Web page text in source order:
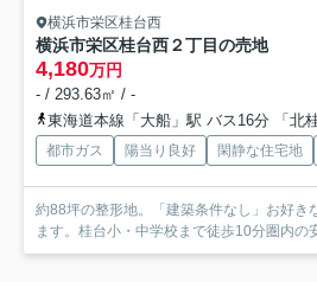
横浜市栄区桂台西
横浜市栄区桂台西２丁目の売地
4,180万円
- / 293.63㎡ / -
東海道本線「大船」駅 バス16分 「北
都市ガス 陽当り良好 閑静な住宅地
約88坪の整形地。「建築条件なし」お好き
ます。桂台小・中学校まで徒歩10分圏内の